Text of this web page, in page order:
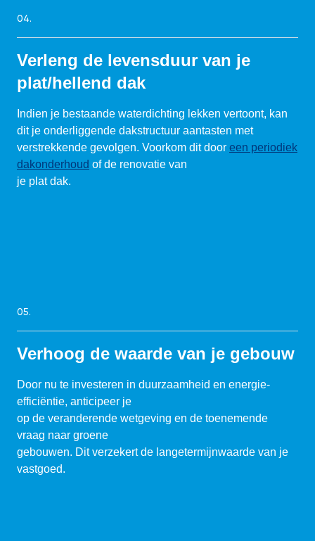
04.
Verleng de levensduur van je
plat/hellend dak
Indien je bestaande waterdichting lekken vertoont, kan
dit je onderliggende dakstructuur aantasten met
verstrekkende gevolgen. Voorkom dit door een periodiek
dakonderhoud of de renovatie van
je plat dak.
05.
Verhoog de waarde van je gebouw
Door nu te investeren in duurzaamheid en energie-
efficiëntie, anticipeer je
op de veranderende wetgeving en de toenemende
vraag naar groene
gebouwen. Dit verzekert de langetermijnwaarde van je
vastgoed.